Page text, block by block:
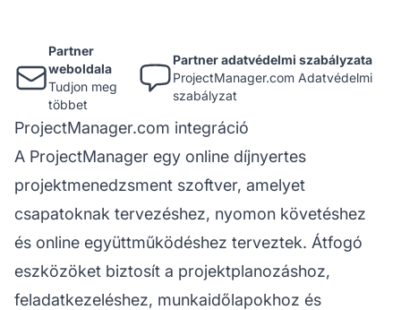
Partner
weboldala
Tudjon meg
többet
Partner adatvédelmi szabályzata
ProjectManager.com Adatvédelmi
szabályzat
ProjectManager.com integráció
A ProjectManager egy online díjnyertes
projektmenedzsment szoftver, amelyet
csapatoknak tervezéshez, nyomon követéshez
és online együttműködéshez terveztek. Átfogó
eszközöket biztosít a projektplanozáshoz,
feladatkezeléshez, munkaidőlapokhoz és